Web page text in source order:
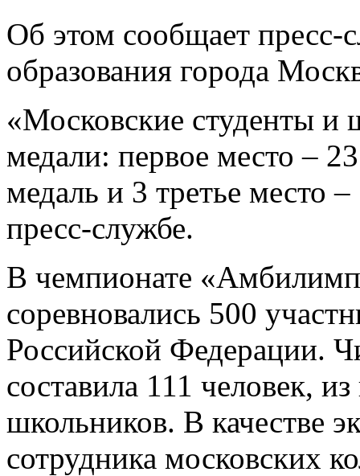
Об этом сообщает пресс-
образования города
«Московские студенты и
медали: первое место –
медаль и 3 третье место
пресс-службе.
В чемпионате
соревновались 500
Российской Федерации.
составила 111 человек,
школьников. В качестве
сотрудника московских